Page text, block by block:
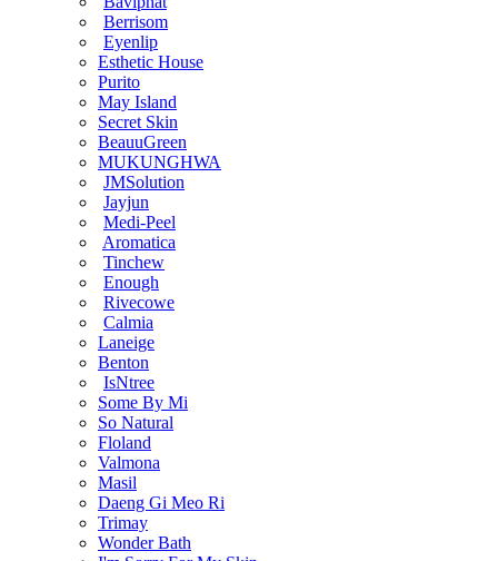
Berrisom
Eyenlip
Esthetic House
Purito
May Island
Secret Skin
BeauuGreen
MUKUNGHWA
JMSolution
Jayjun
Medi-Peel
Aromatica
Tinchew
Enough
Rivecowe
Calmia
Laneige
Benton
IsNtree
Some By Mi
So Natural
Floland
Valmona
Masil
Daeng Gi Meo Ri
Trimay
Wonder Bath